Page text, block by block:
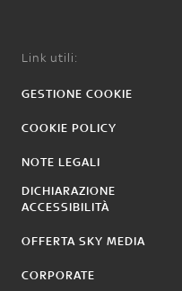
Link utili:
GESTIONE COOKIE
COOKIE POLICY
NOTE LEGALI
DICHIARAZIONE
ACCESSIBILITÀ
OFFERTA SKY MEDIA
CORPORATE